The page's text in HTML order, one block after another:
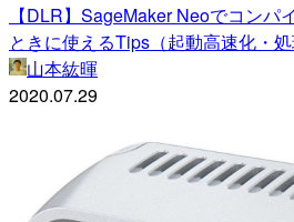
【DLR】SageMaker Neoでコンパ
ときに使えるTips（起動高速化・処
山本紘暉
2020.07.29